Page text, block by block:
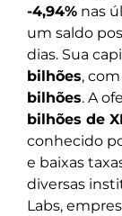
-4,94% nas
um saldo
dias. Sua
bilhões,
bilhões. A
bilhões de
conhecido
e baixas
diversas
Labs,